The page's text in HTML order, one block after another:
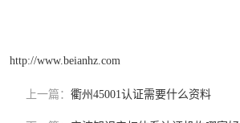
http://www.beianhz.com
上一篇： 衢州45001认证需要什么资料